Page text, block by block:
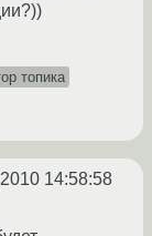
топика
14:58:58